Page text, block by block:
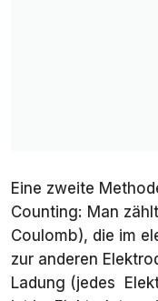
Eine zweite
Counting: Man
Coulomb), die im
zur anderen
Ladung (jedes